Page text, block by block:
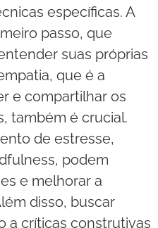
específicas. A
passo, que
suas próprias
que é a
e compartilhar os
também é crucial.
de estresse,
podem
e melhorar a
disso, buscar
a críticas construtivas